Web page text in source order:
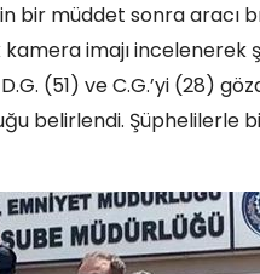
bir müddet sonra aracı
imajı incelenerek
(51) ve C.G.’yi (28)
belirlendi.